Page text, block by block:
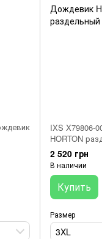
IXS X79806-
HORTON
2 520 грн
В наличии
Купить
Размер
3XL